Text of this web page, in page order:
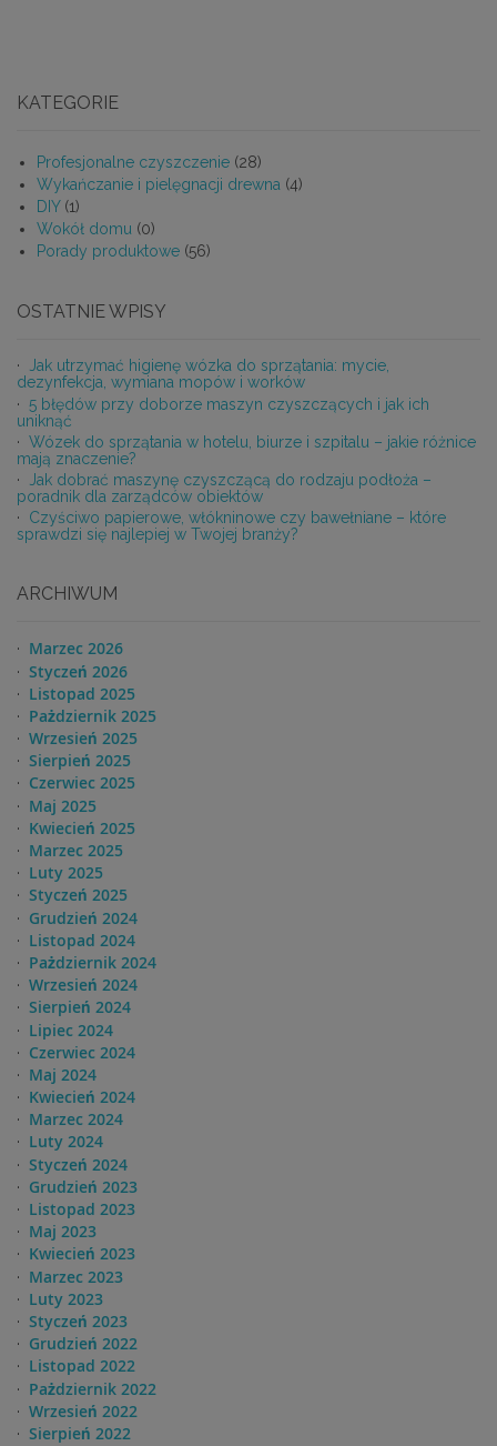
KATEGORIE
Profesjonalne czyszczenie (28)
Wykańczanie i pielęgnacji drewna (4)
DIY (1)
Wokół domu (0)
Porady produktowe (56)
OSTATNIE WPISY
Jak utrzymać higienę wózka do sprzątania: mycie,
dezynfekcja, wymiana mopów i worków
5 błędów przy doborze maszyn czyszczących i jak ich
uniknąć
Wózek do sprzątania w hotelu, biurze i szpitalu – jakie różnice
mają znaczenie?
Jak dobrać maszynę czyszczącą do rodzaju podłoża –
poradnik dla zarządców obiektów
Czyściwo papierowe, włókninowe czy bawełniane – które
sprawdzi się najlepiej w Twojej branży?
ARCHIWUM
Marzec 2026
Styczeń 2026
Listopad 2025
Pażdziernik 2025
Wrzesień 2025
Sierpień 2025
Czerwiec 2025
Maj 2025
Kwiecień 2025
Marzec 2025
Luty 2025
Styczeń 2025
Grudzień 2024
Listopad 2024
Pażdziernik 2024
Wrzesień 2024
Sierpień 2024
Lipiec 2024
Czerwiec 2024
Maj 2024
Kwiecień 2024
Marzec 2024
Luty 2024
Styczeń 2024
Grudzień 2023
Listopad 2023
Maj 2023
Kwiecień 2023
Marzec 2023
Luty 2023
Styczeń 2023
Grudzień 2022
Listopad 2022
Pażdziernik 2022
Wrzesień 2022
Sierpień 2022